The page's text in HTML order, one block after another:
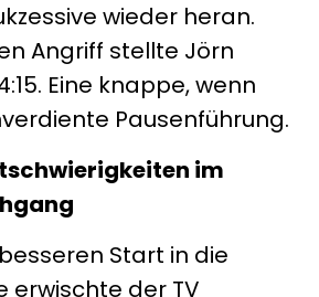
wieder heran.
Angriff stellte Jörn
Eine knappe, wenn
Pausenführung.
im
Start in die
erwischte der TV